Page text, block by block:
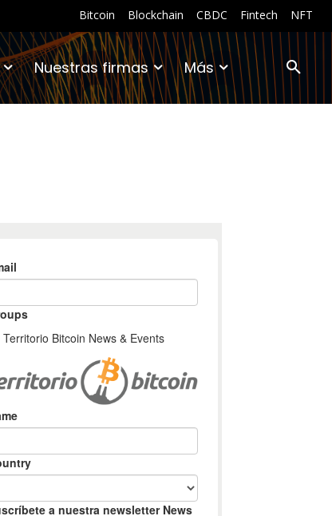
Bitcoin Blockchain CBDC Fintech NFT
Nuestras firmas Más